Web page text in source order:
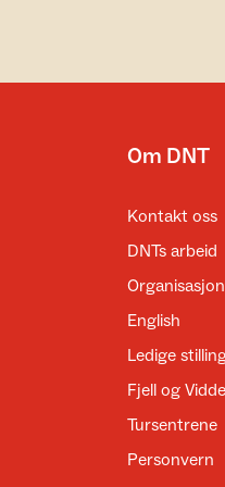
Om DNT
Kontakt oss
DNTs arbeid
Organisasjon
English
Ledige
Fjell og Vidde
Tursentrene
Personvern